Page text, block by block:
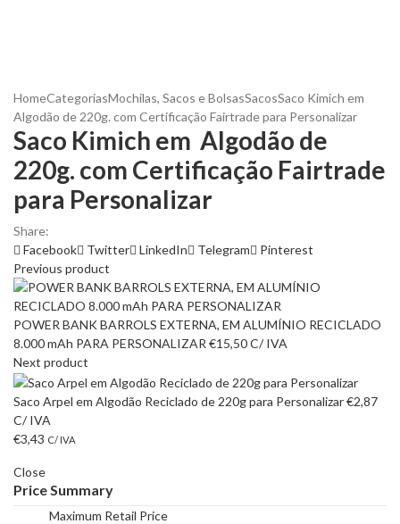
HomeCategoriasMochilas, Sacos e BolsasSacosSaco Kimich em
Algodão de 220g. com Certificação Fairtrade para Personalizar
Saco Kimich em Algodão de
220g. com Certificação Fairtrade
para Personalizar
Share:
Facebook
Twitter LinkedIn Telegram
Pinterest
Previous product
POWER BANK BARROLS EXTERNA, EM ALUMÍNIO RECICLADO
8.000 mAh PARA PERSONALIZAR €15,50C/ IVA
Next product
Saco Arpel em Algodão Reciclado de 220g para Personalizar€2,87
C/ IVA
€3,43 C/ IVA
Close
Price Summary
Maximum Retail Price